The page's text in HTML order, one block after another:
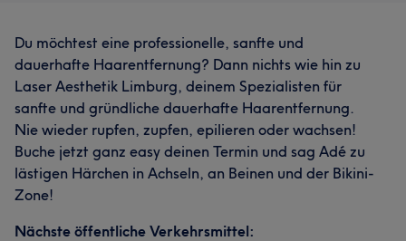
Du möchtest eine professionelle, sanfte und
dauerhafte Haarentfernung? Dann nichts wie hin zu
Laser Aesthetik Limburg, deinem Spezialisten für
sanfte und gründliche dauerhafte Haarentfernung.
Nie wieder rupfen, zupfen, epilieren oder wachsen!
Buche jetzt ganz easy deinen Termin und sag Adé zu
lästigen Härchen in Achseln, an Beinen und der Bikini-
Zone!
Nächste öffentliche Verkehrsmittel: